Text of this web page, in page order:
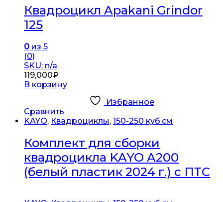
Квадроцикл Apakani Grindor
125
0 из 5
(0)
SKU: n/a
119,000₽
В корзину
Избранное
Сравнить
KAYO, Квадроциклы, 150-250 куб.см
Комплект для сборки
квадроцикла KAYO A200
(белый пластик 2024 г.) с ПТС